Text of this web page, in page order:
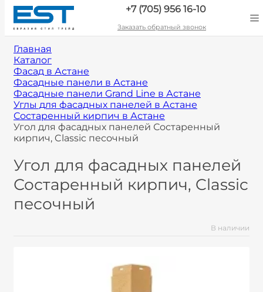
+7 (705) 956 16-10
Заказать обратный звонок
Главная
Каталог
Фасад в Астане
Фасадные панели в Астане
Фасадные панели Grand Line в Астане
Углы для фасадных панелей в Астане
Состаренный кирпич в Астане
Угол для фасадных панелей Состаренный
кирпич, Classic песочный
Угол для фасадных панелей
Состаренный кирпич, Classic
песочный
В наличии